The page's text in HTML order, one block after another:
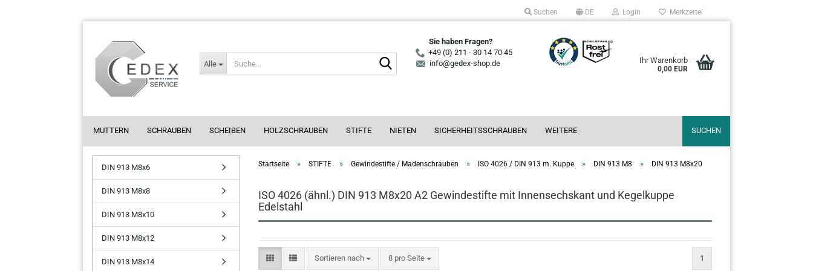
Suchen DE Login Merkzettel
Alle
Suche...
Sie haben Fragen?
+49 (0) 211 - 30 14 70 45
info@gedex-shop.de
Ihr Warenkorb
0,00 EUR
MUTTERN SCHRAUBEN SCHEIBEN HOLZSCHRAUBEN STIFTE NIETEN SICHERHEITSSCHRAUBEN SUCHEN
WEITERE
Startseite » STIFTE » Gewindestifte / Madenschrauben » ISO 4026 / DIN 913 m. Kuppe » DIN 913 M8 » DIN 913 M8x20
ISO 4026 (ähnl.) DIN 913 M8x20 A2 Gewindestifte mit Innensechskant und Kegelkuppe
Edelstahl
Sortieren nach
Sortieren nach 8 pro Seite
pro Seite 1
DIN 913 M8x6
DIN 913 M8x8
DIN 913 M8x10
DIN 913 M8x12
DIN 913 M8x14